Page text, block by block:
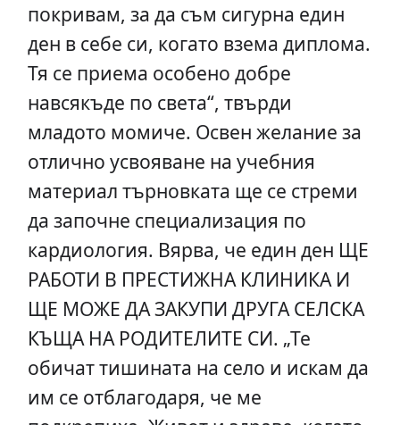
покривам, за да съм сигурна един
ден в себе си, когато взема диплома.
Тя се приема особено добре
навсякъде по света“, твърди
младото момиче. Освен желание за
отлично усвояване на учебния
материал търновката ще се стреми
да започне специализация по
кардиология. Вярва, че един ден ЩЕ
РАБОТИ В ПРЕСТИЖНА КЛИНИКА И
ЩЕ МОЖЕ ДА ЗАКУПИ ДРУГА СЕЛСКА
КЪЩА НА РОДИТЕЛИТЕ СИ. „Те
обичат тишината на село и искам да
им се отблагодаря, че ме